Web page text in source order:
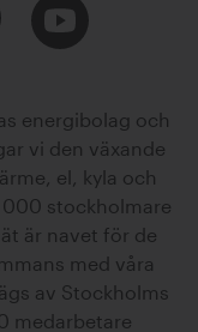
energibolag och
vi den växande
el, kyla och
stockholmare
är navet för de
med våra
av Stockholms
medarbetare